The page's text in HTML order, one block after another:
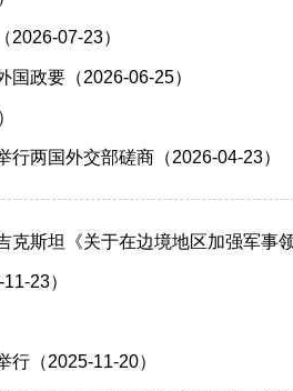
07-23）
政要（2026-06-25）
两国外交部磋商（2026-04-23）
斯坦《关于在边境地区加强军事
23）
（2025-11-20）